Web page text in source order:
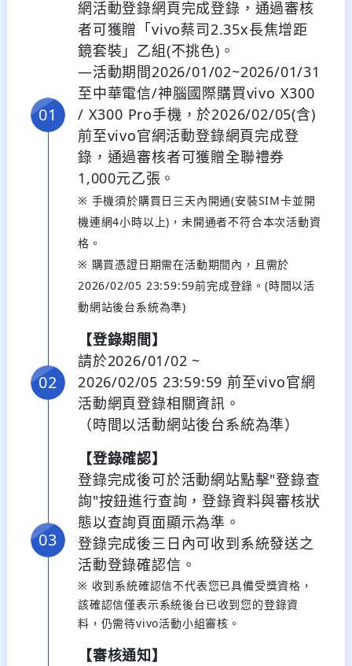
網活動登錄網頁完成登錄，通過審核
者可獲贈「vivo蔡司2.35x長焦增距
鏡套裝」乙組(不挑色)。
—活動期間2026/01/02~2026/01/31
至中華電信/神腦國際購買vivo X300
/ X300 Pro手機，於2026/02/05(含)
前至vivo官網活動登錄網頁完成登
錄，通過審核者可獲贈全聯禮券
1,000元乙張。
※ 手機須於購買日三天內開通(安裝SIM卡並開
機連網4小時以上)，未開通者不符合本次活動資
格。
※ 購買憑證日期需在活動期間內，且需於
2026/02/05 23:59:59前完成登錄。(時間以活
動網站後台系統為準)
【登錄期間】
請於2026/01/02 ~
2026/02/05 23:59:59 前至vivo官網
活動網頁登錄相關資訊。
（時間以活動網站後台系統為準）
【登錄確認】
登錄完成後可於活動網站點擊"登錄查
詢"按鈕進行查詢，登錄資料與審核狀
態以查詢頁面顯示為準。
登錄完成後三日內可收到系統發送之
活動登錄確認信。
※ 收到系統確認信不代表您已具備受獎資格，
該確認信僅表示系統後台已收到您的登錄資
料，仍需待vivo活動小組審核。
【審核通知】